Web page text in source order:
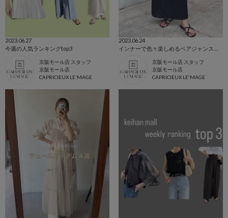
2023.06.27
今週の人気ランキングtop3
京阪モール店 スタッフ
京阪モール店
CAPRICIEUX LE'MAGE
2023.06.24
京阪モール店 スタッフ
京阪モール店
CAPRICIEUX LE'MAGE